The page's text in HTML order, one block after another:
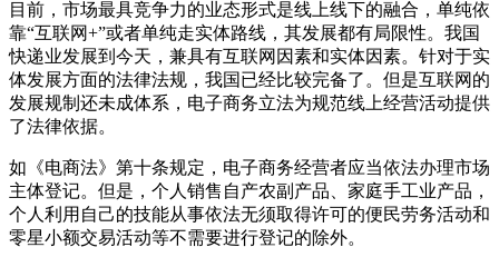
目前，市场最具竞争力的业态形式是线上线下的融合，单纯依
靠“互联网+”或者单纯走实体路线，其发展都有局限性。我国
快递业发展到今天，兼具有互联网因素和实体因素。针对于实
体发展方面的法律法规，我国已经比较完备了。但是互联网的
发展规制还未成体系，电子商务立法为规范线上经营活动提供
了法律依据。
如《电商法》第十条规定，电子商务经营者应当依法办理市场
主体登记。但是，个人销售自产农副产品、家庭手工业产品，
个人利用自己的技能从事依法无须取得许可的便民劳务活动和
零星小额交易活动等不需要进行登记的除外。